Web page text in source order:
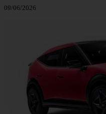
09/06/2026